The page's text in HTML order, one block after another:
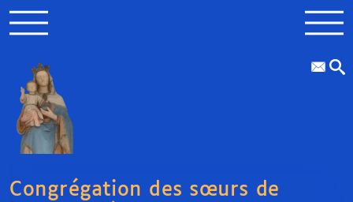
Congrégation des sœurs de